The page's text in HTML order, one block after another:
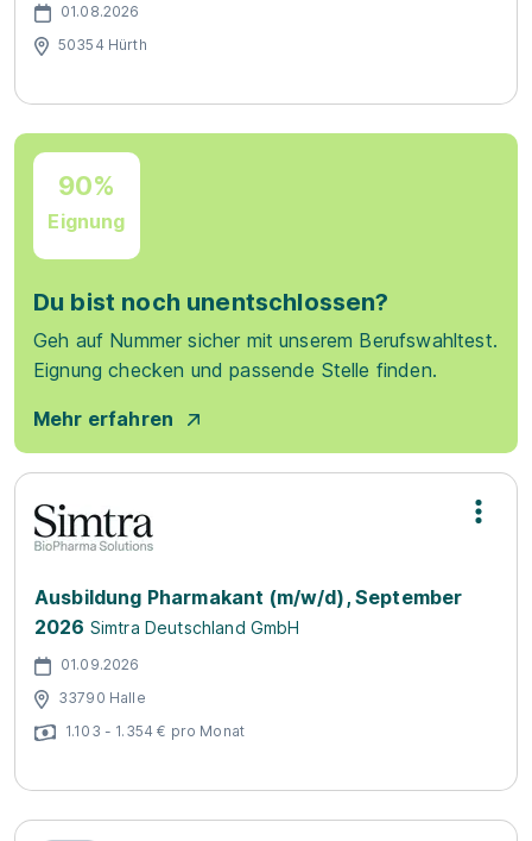
01.08.2026
50354 Hürth
90%
Eignung
Du bist noch unentschlossen?
Geh auf Nummer sicher mit unserem Berufswahltest.
Eignung checken und passende Stelle finden.
Mehr erfahren
Ausbildung Pharmakant (m/w/d), September
2026 Simtra Deutschland GmbH
01.09.2026
33790 Halle
1.103 - 1.354 € pro Monat